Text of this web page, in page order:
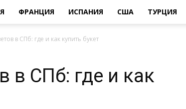
ФРАНЦИЯ ИСПАНИЯ США ТУРЦИЯ
в СПб: где и как купить букет
в СПб: где и как